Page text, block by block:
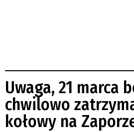
Uwaga, 21 marca
chwilowo
kołowy na